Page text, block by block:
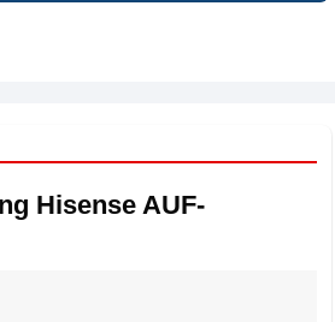
Hisense AUF-